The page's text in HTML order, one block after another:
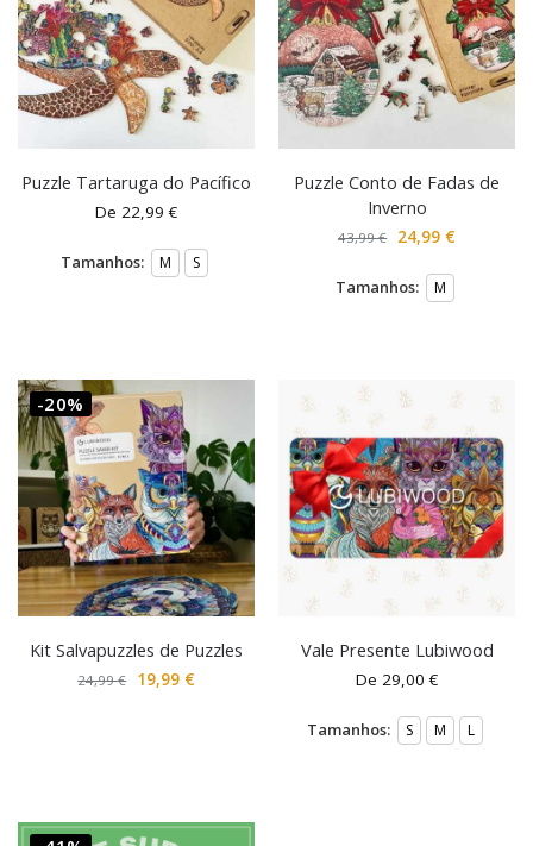
Puzzle Tartaruga do Pacífico
De 22,99€
Tamanhos: M S
Puzzle Conto de Fadas de
Inverno
43,99€ 24,99 €
Tamanhos: M
-20%
Kit Salvapuzzles de Puzzles
24,99€ 19,99 €
Vale Presente Lubiwood
De 29,00€
Tamanhos: S M L